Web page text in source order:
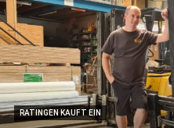
RATINGEN KAUFT EIN